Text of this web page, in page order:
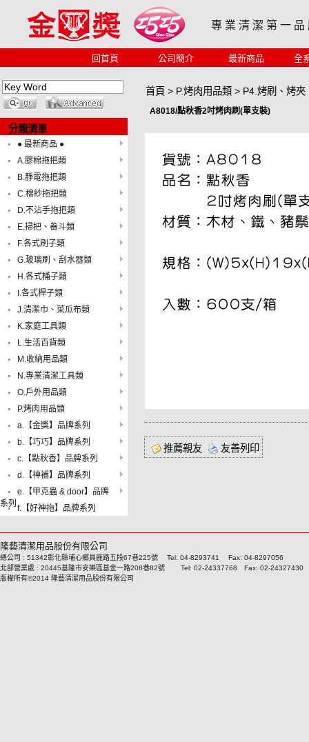
專 業 清 潔 第 一 品
回首頁 公司簡介 最新商品 全
分類清單
● 最新商品 ●
A.膠棉拖把類
B.靜電拖把類
C.棉紗拖把類
D.不沾手拖把類
E.掃把、畚斗類
F.各式刷子類
G.玻璃刷、刮水器類
H.各式桶子類
I.各式桿子類
J.清潔巾、菜瓜布類
K.家庭工具類
L.生活百貨類
M.收納用品類
N.專業清潔工具類
O.戶外用品類
P.烤肉用品類
a.【金獎】品牌系列
b.【巧巧】品牌系列
c.【點秋香】品牌系列
d.【神補】品牌系列
e.【甲克蟲 & door】品牌
系列 f.【好神拖】品牌系列
首頁 > P.烤肉用品類 > P4.烤刷、烤夾
A8018/點秋香2吋烤肉刷(單支裝)
推薦親友 友善列印
隆藝清潔用品股份有限公司
總公司 : 51342彰化縣埔心鄉員鹿路五段67巷225號 Tel: 04-8293741 Fax: 04-8297056
北部營業處 : 20445基隆市安樂區基金一路208巷82號 Tel: 02-24337768 Fax: 02-24327430
版權所有©2014 隆藝清潔用品股份有限公司